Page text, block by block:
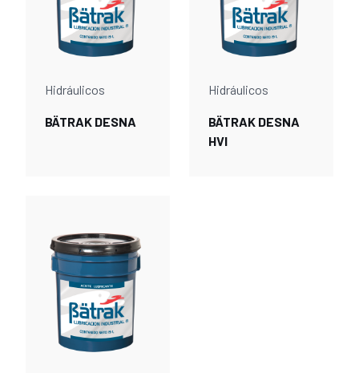
Hidráulicos
BÄTRAK DESNA
Hidráulicos
BÄTRAK DESNA
HVI